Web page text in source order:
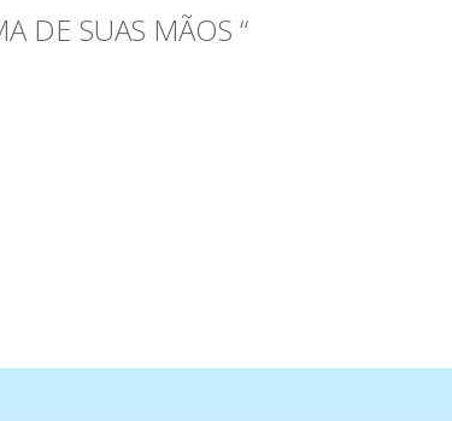
DE SUAS MÃOS “